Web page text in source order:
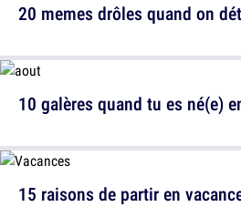
10 galères quand tu es né(e)
20 memes drôles quand on
15 raisons de partir en